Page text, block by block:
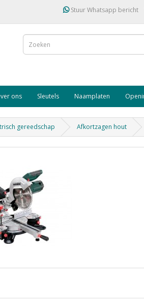
Stuur Whatsapp bericht
ons Sleutels Naamplaten
gereedschap Afkortzagen hout